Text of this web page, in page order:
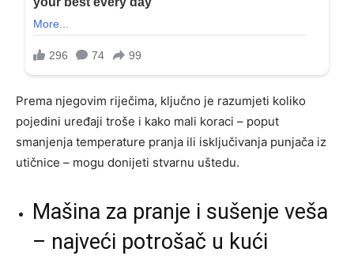
Prema njegovim riječima, ključno je razumjeti koliko
pojedini uređaji troše i kako mali koraci – poput
smanjenja temperature pranja ili isključivanja punjača iz
utičnice – mogu donijeti stvarnu uštedu.
Mašina za pranje i sušenje veša
– najveći potrošač u kući